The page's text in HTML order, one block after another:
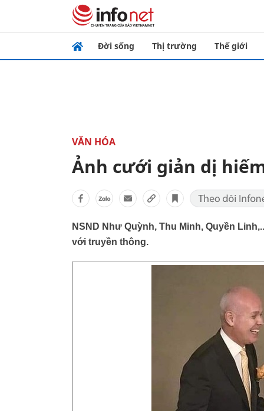
Đời sống Thị trường Thế giới
VĂN HÓA
Ảnh cưới giản dị
NSND Như Quỳnh, Thu Minh, Quyền
với truyền thông.